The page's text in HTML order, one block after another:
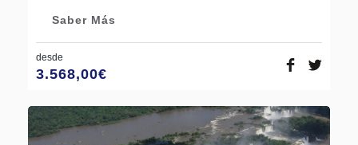
Saber Más
desde
3.568,00€